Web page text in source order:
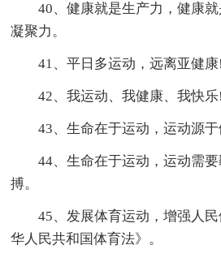
40、健康就是生产力，健康
凝聚力。
41、平日多运动，远离亚健康!
42、我运动、我健康、我快乐!
43、生命在于运动，运动源于
44、生命在于运动，运动需
搏。
45、发展体育运动，增强人
华人民共和国体育法》。